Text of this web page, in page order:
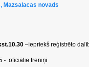
Mazsalacas novads
–iepriekš reģistrēto
- oficiālie treniņi